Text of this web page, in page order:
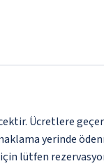
Ücretlere
yerinde
lütfen